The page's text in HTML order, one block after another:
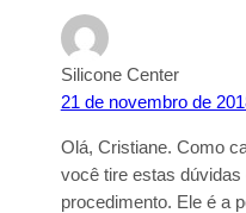
Silicone Center
21 de novembro de
Olá, Cristiane. Como
você tire estas
procedimento. Ele é a